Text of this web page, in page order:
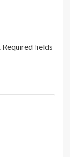
Required fields